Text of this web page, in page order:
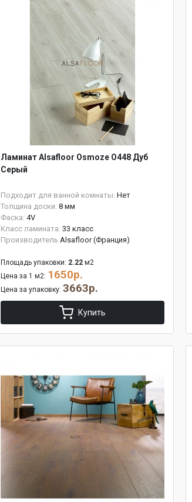
Ламинат Alsafloor Osmoze O448 Дуб
Серый
Подходит для ванной комнаты: Нет
Толщина доски: 8 мм
Фаска: 4V
Класс ламината: 33 класс
Производитель Alsafloor (Франция)
Площадь упаковки: 2.22 м2
Цена за 1 м2: 1650р.
Цена за упаковку: 3663р.
Купить